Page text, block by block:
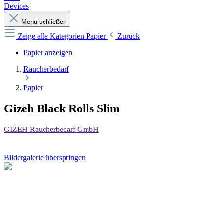
Devices
Menü schließen
Zeige alle Kategorien Papier
Zurück
Papier anzeigen
Raucherbedarf
Papier
Gizeh Black Rolls Slim
GIZEH Raucherbedarf GmbH
Bildergalerie überspringen